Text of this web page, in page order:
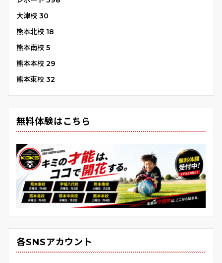
大津校 30
熊本北校 18
熊本南校 5
熊本本校 29
熊本東校 32
無料体験はこちら
各SNSアカウント